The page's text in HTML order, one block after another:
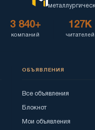
3 840+
компаний
127K
читателей
ОБЪЯВЛЕНИЯ
Все объявления
Блокнот
Мои объявления